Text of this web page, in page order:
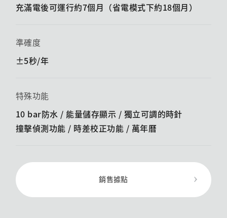
充滿電後可運行約7個月（省電模式下約18個月）
準確度
±5秒/年
特殊功能
10 bar防水 / 能量儲存顯示 / ​​獨立可調的時針
撞擊偵測功能 / ​​時差校正功能 / 萬年曆
銷售據點